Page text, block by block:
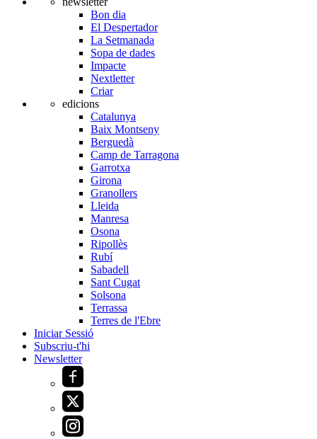
Bon dia
El Despertador
La Setmanada
Sopa de dades
Impacte
Nextletter
Criar
edicions
Catalunya
Baix Montseny
Berguedà
Camp de Tarragona
Garrotxa
Girona
Granollers
Lleida
Manresa
Osona
Ripollès
Rubí
Sabadell
Sant Cugat
Solsona
Terrassa
Terres de l'Ebre
Iniciar Sessió
Subscriu-t'hi
Newsletter